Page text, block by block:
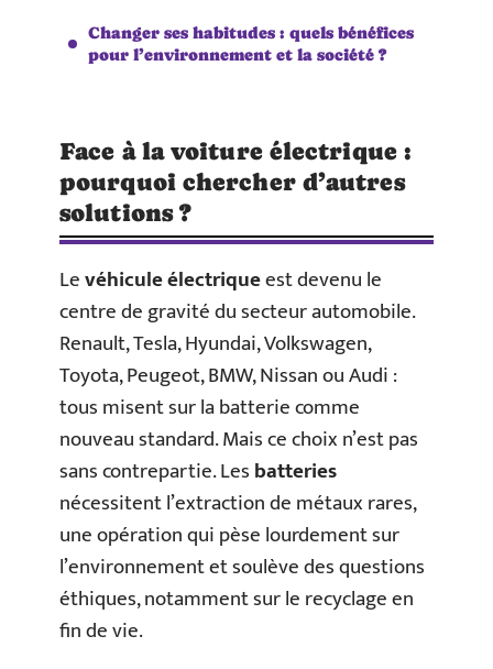
Changer ses habitudes : quels bénéfices
pour l’environnement et la société ?
Face à la voiture électrique :
pourquoi chercher d’autres
solutions ?
Levéhicule électriqueest devenu le
centre de gravité du secteur automobile.
Renault, Tesla, Hyundai, Volkswagen,
Toyota, Peugeot, BMW, Nissan ou Audi :
tous misent sur la batterie comme
nouveau standard. Mais ce choix n’est pas
sans contrepartie. Lesbatteries
nécessitent l’extraction de métaux rares,
une opération qui pèse lourdement sur
l’environnement et soulève des questions
éthiques, notamment sur le recyclage en
fin de vie.